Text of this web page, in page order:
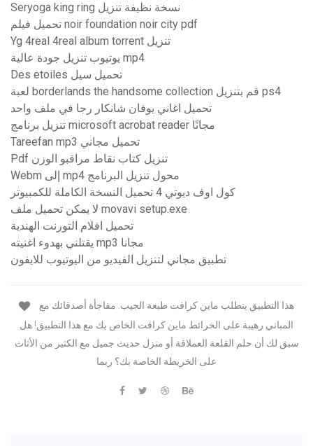
Seryoga king ring نسخة نظيفة تنزيل
تحميل فيلم noir foundation noir city pdf
Yg 4real 4real album torrent تنزيل
يوتيوب تنزيل جودة عالية mp4
Des etoiles تحميل سيل
لعبة borderlands the handsome collection قم بتنزيل ps4
تحميل اغاني يوفان شانكار رجا في ملف واحد
تنزيل برنامج microsoft acrobat reader مجانًا
Tareefan mp3 تحميل مجاني
Pdf تنزيل كتاب نقاط مراقبو الوزن
Webm إلى mp4 محول تنزيل البرنامج
كول اوف ديوتي 4 تحميل النسخة الكاملة للكمبيوتر
لا يمكن تحميل ملف movavi setup.exe
تحميل افلام التورنت الهندية
يقتلني بهدوء اغنيته mp3 مجانا
تطبيق مجاني لتنزيل الفيديو من اليوتيوب للايفون
المباني رهيبة على الخرائط ماين كرافت الخاص بك مع هذا التطبيق! هل
سبق لك أن حلم القلعة العملاقة أو منزل حديث جميل مع الكثير من الأثاث
على الخريطة الخاصة بك؟ ربما